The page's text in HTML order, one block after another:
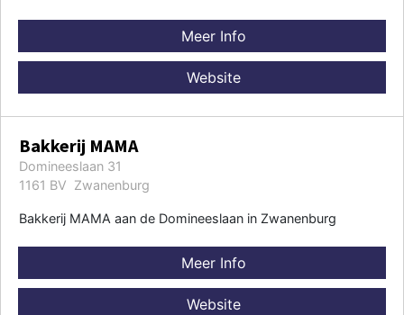
Meer Info
Website
Bakkerij MAMA
Domineeslaan 31
1161 BV Zwanenburg
Bakkerij MAMA aan de Domineeslaan in Zwanenburg
Meer Info
Website